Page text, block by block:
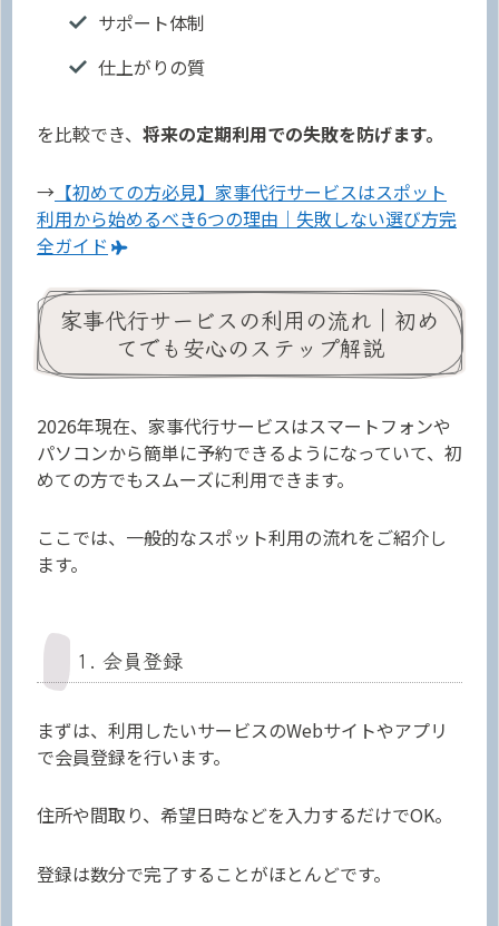
サポート体制
仕上がりの質
を比較でき、 将来の定期利用での失敗を防げます。
→ 【初めての方必見】家事代行サービスはスポット
利用から始めるべき6つの理由｜失敗しない選び方完
全ガイド
家事代行サービスの利用の流れ｜初め
てでも安心のステップ解説
2026年現在、家事代行サービスはスマートフォンや
パソコンから簡単に予約できるようになっていて、初
めての方でもスムーズに利用できます。
ここでは、一般的なスポット利用の流れをご紹介し
ます。
1. 会員登録
まずは、利用したいサービスのWebサイトやアプリ
で会員登録を行います。
住所や間取り、希望日時などを入力するだけでOK。
登録は数分で完了することがほとんどです。